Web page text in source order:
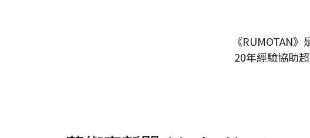
《RUMOTAN
20年經驗協助